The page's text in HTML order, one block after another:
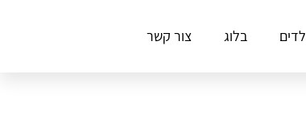
בלוג צור קשר